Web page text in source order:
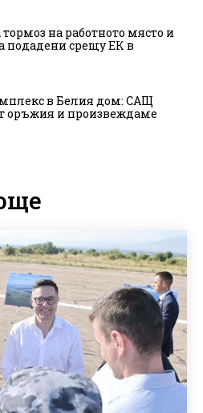
на работното място и
подадени срещу ЕК в
в Белия дом: САЩ
оръжия и произвеждаме